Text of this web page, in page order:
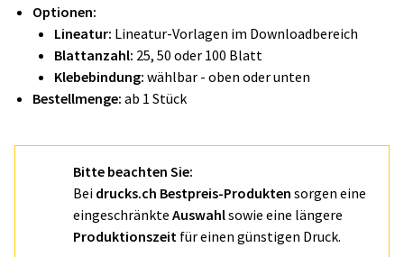
Optionen:
Lineatur: Lineatur-Vorlagen im Downloadbereich
Blattanzahl: 25, 50 oder 100 Blatt
Klebebindung: wählbar - oben oder unten
Bestellmenge: ab 1 Stück
Bitte beachten Sie:
Bei drucks.ch Bestpreis-Produkten sorgen eine
eingeschränkte Auswahlsowie eine längere
Produktionszeit für einen günstigen Druck.